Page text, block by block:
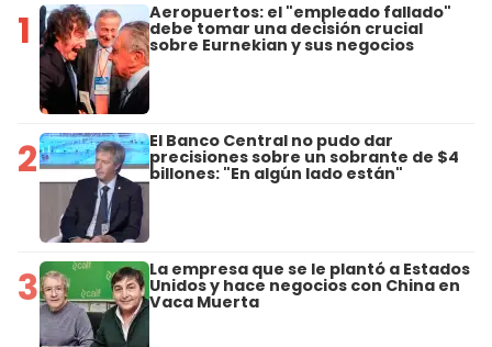
1 Aeropuertos: el "empleado fallado"
debe tomar una decisión crucial
sobre Eurnekian y sus negocios
2 El Banco Central no pudo dar
precisiones sobre un sobrante de $4
billones: "En algún lado están"
3 La empresa que se le plantó a Estados
Unidos y hace negocios con China en
Vaca Muerta